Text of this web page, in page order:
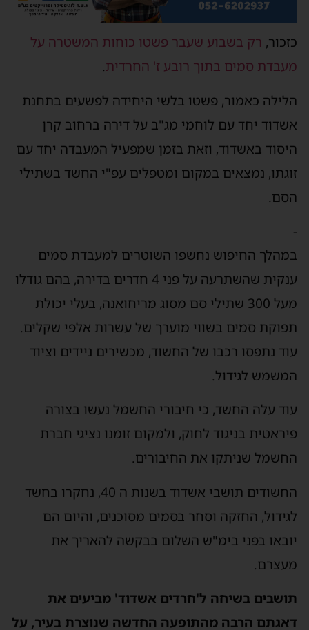
כזכור, רק בשבוע שעבר פשטו כוחות המשטרה על
מעבדת סמים בתוך רובע ז' החרדית.
הלילה כאמור, פשטו בלשי היחידה לפשעים בתחנת
אשדוד יחד עם לוחמי מג"ב על דירה ברחוב קרן
היסוד באשדוד, וזאת בזמן שמפעיל המעבדה יחד עם
זוגתו, נמצאים במקום ומטפלים עפ"י החשד בשתילי
הסם.
-
במהלך החיפוש נחשפו השוטרים למעבדת סמים
ענקית שהשתרעה על פני 4 חדרים בדירה, בהם גודלו
מעל 300 שתילי סם מסוג מריחואנה, בעלי יכולת
תפוקת סמים בשווי מוערך של עשרות אלפי שקלים.
עוד נתפסו רכבו של החשוד, מכשירים ניידים וציוד
המשמש לגידול.
עוד עלה החשד, כי חיבורי החשמל נעשו בצורה
פיראטית בניגוד לחוק, ולמקום זומנו נציגי חברת
החשמל שניתקו את החיבורים.
החשודים תושבי אשדוד בשנות ה 40, נחקרו בחשד
לגידול, החזקה וסחר בסמים מסוכנים, והיום הם
יובאו בפני בימ"ש השלום בבקשה להאריך את
מעצרם.
תושבים בשיחה ל'חרדים אשדוד' מביעים את
דאגתם הרבה מהתופעה החדשה שנוצרת בעיר, על